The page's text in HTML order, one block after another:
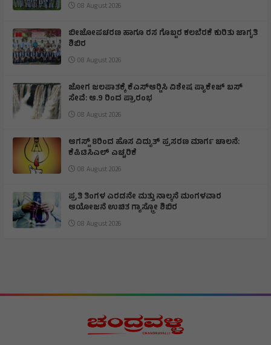
08 August 2026
ಬೀಜೋಪಚರಣ ಹಾಗೂ ರಸ ಗೊಬ್ಬರ ಕಲಬೆರಕೆ ಕುರಿತು ಜಾಗೃತಿ
ಶಿಬಿರ
08 August 2026
ಜೋಗ ಜಲಪಾತಕ್ಕೆ ಕೆಎಸ್‍ಆರ್‍ಟಿಸಿ ವಿಶೇಷ ಪ್ಯಾಕೇಜ್ ಬಸ್
ಸೇವೆ: ಆ.9 ರಿಂದ ಪ್ರಾರಂಭ
08 August 2026
ಆಗಸ್ಟ್ 8ರಿಂದ ಹೊಸ ವಿದ್ಯುತ್ ಪ್ರಸರಣ ಮಾರ್ಗ ಚಾಲನೆ:
ಕೆಪಿಟಿಸಿಎಲ್ ಎಚ್ಚರಿಕೆ
08 August 2026
ಪ್ರತಿ ತಿಂಗಳ ಎರಡನೇ ಮತ್ತು ನಾಲ್ಕನೆ ಮಂಗಳವಾರ
ಆಯೋಜನೆ ಉಚಿತ ಗ್ಯಾಸ್ಟ್ರೋ ಶಿಬಿರ
08 August 2026